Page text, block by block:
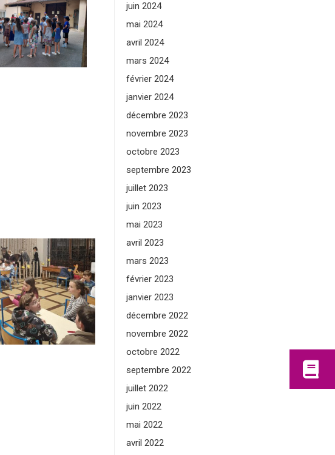
juin 2024
mai 2024
avril 2024
mars 2024
février 2024
janvier 2024
décembre 2023
novembre 2023
octobre 2023
septembre 2023
juillet 2023
juin 2023
mai 2023
avril 2023
mars 2023
février 2023
janvier 2023
décembre 2022
novembre 2022
octobre 2022
septembre 2022
juillet 2022
juin 2022
mai 2022
avril 2022